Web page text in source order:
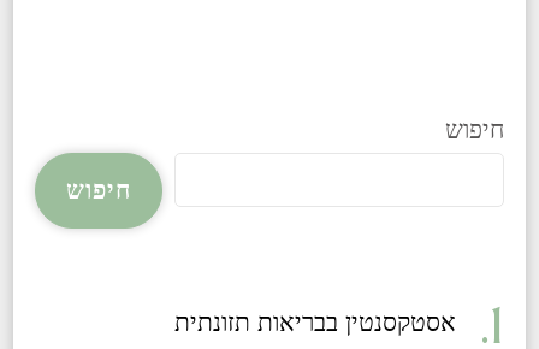
חיפוש
חיפוש
אסטקסנטין בבריאות תזונתית